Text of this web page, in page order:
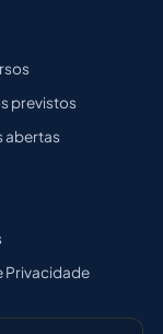
previstos
abertas
Privacidade